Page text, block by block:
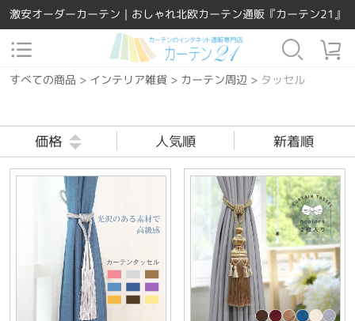
激安オーダーカーテン｜おしゃれ北欧カーテン通販『カーテン21』
すべての商品 > インテリア雑貨> カーテン周辺 > タッセル
価格 人気順 新着順